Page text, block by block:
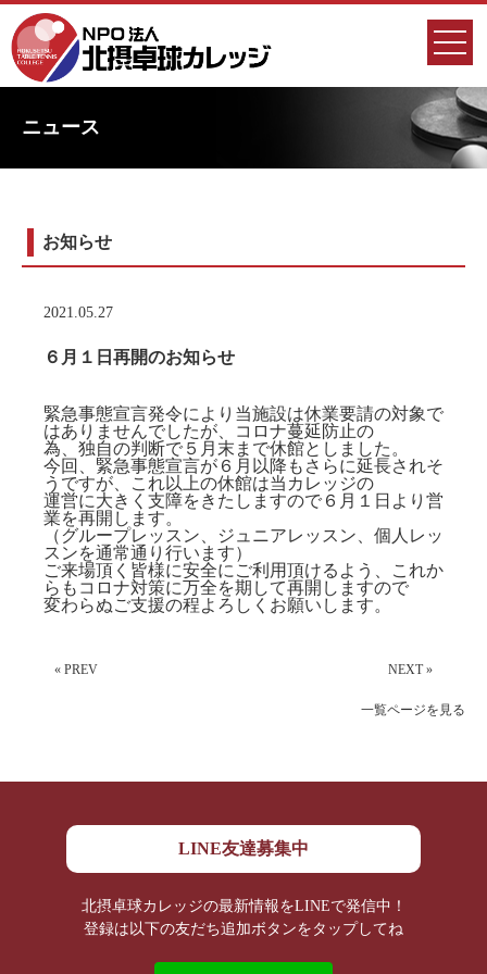
ニュース
お知らせ
2021.05.27
６月１日再開のお知らせ
緊急事態宣言発令により当施設は休業要請の対象で
はありませんでしたが、コロナ蔓延防止の
為、独自の判断で５月末まで休館としました。
今回、緊急事態宣言が６月以降もさらに延長されそ
うですが、これ以上の休館は当カレッジの
運営に大きく支障をきたしますので６月１日より営
業を再開します。
（グループレッスン、ジュニアレッスン、個人レッ
スンを通常通り行います）
ご来場頂く皆様に安全にご利用頂けるよう、これか
らもコロナ対策に万全を期して再開しますので
変わらぬご支援の程よろしくお願いします。
« PREV NEXT »
一覧ページを見る
LINE友達募集中
北摂卓球カレッジの最新情報をLINEで発信中！
登録は以下の友だち追加ボタンをタップしてね